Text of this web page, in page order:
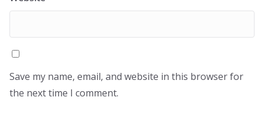
Save my name, email, and website in this browser for
the next time I comment.